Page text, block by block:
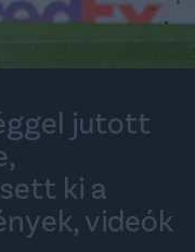
jutott
ki a
videók